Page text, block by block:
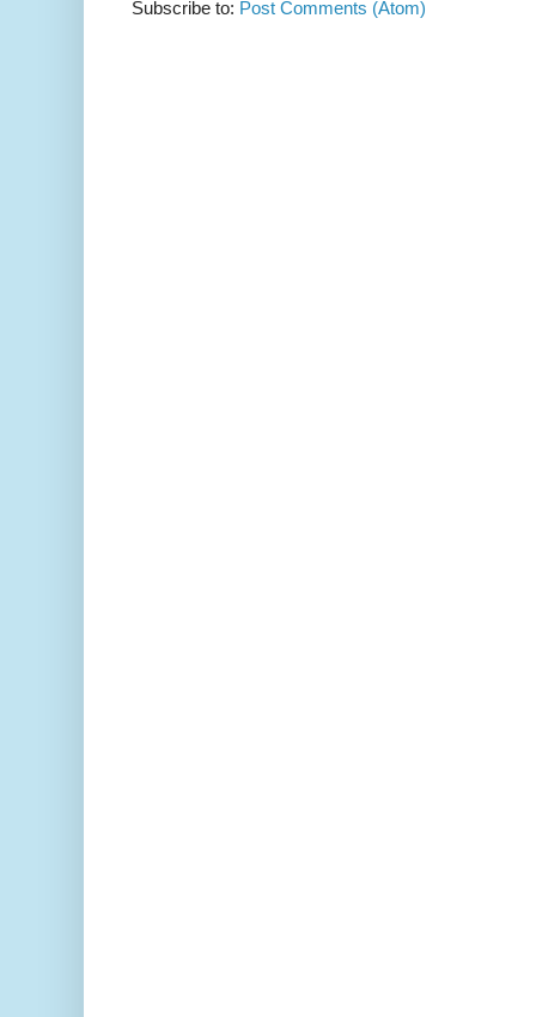
Subscribe to: Post Comments (Atom)